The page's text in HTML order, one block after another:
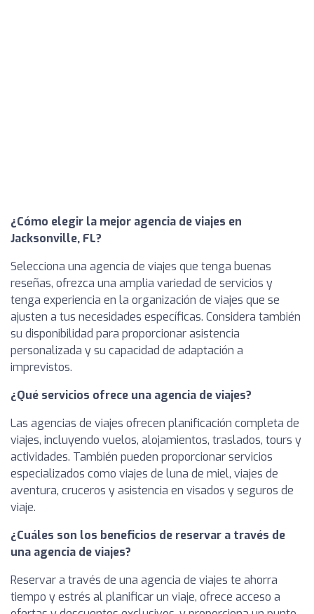
¿Cómo elegir la mejor agencia de viajes en
Jacksonville, FL?
Selecciona una agencia de viajes que tenga buenas
reseñas, ofrezca una amplia variedad de servicios y
tenga experiencia en la organización de viajes que se
ajusten a tus necesidades específicas. Considera también
su disponibilidad para proporcionar asistencia
personalizada y su capacidad de adaptación a
imprevistos.
¿Qué servicios ofrece una agencia de viajes?
Las agencias de viajes ofrecen planificación completa de
viajes, incluyendo vuelos, alojamientos, traslados, tours y
actividades. También pueden proporcionar servicios
especializados como viajes de luna de miel, viajes de
aventura, cruceros y asistencia en visados y seguros de
viaje.
¿Cuáles son los beneficios de reservar a través de
una agencia de viajes?
Reservar a través de una agencia de viajes te ahorra
tiempo y estrés al planificar un viaje, ofrece acceso a